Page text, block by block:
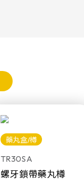
藥丸盒/樽
TR30SA
螺牙鎖帶藥丸樽